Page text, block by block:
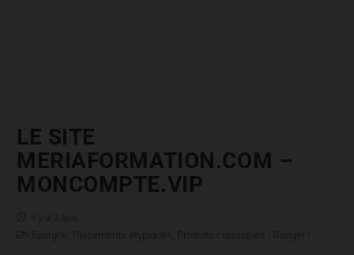
LE SITE
MERIAFORMATION.COM –
MONCOMPTE.VIP